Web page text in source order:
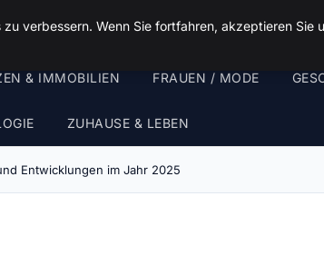
& IMMOBILIEN FRAUEN / MODE
ZUHAUSE & LEBEN
Entwicklungen im Jahr 2025
verbessern. Wenn Sie fortfahren, akzeptieren Sie